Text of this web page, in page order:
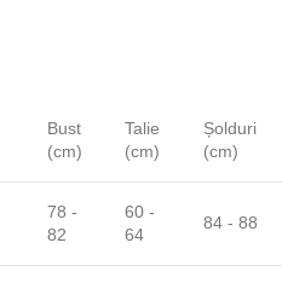
Bust
(cm)
Talie
(cm)
Șolduri
(cm)
78 -
82
60 -
64
84 - 88